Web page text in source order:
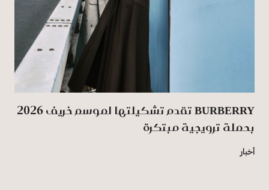
BURBERRY تقدم تشكيلتها لموسم خريف 2026
بحملة ترويجية مبتكرة
أخبار